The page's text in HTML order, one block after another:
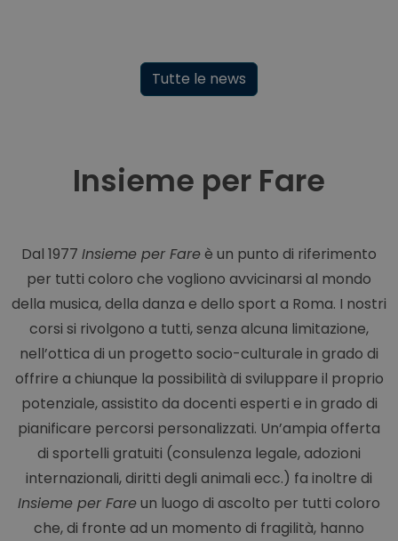
Tutte le news
Insieme per Fare
Dal 1977 Insieme per Fareè un punto di riferimento
per tutti coloro che vogliono avvicinarsi al mondo
della musica, della danza e dello sport a Roma. I nostri
corsi si rivolgono a tutti, senza alcuna limitazione,
nell’ottica di un progetto socio-culturale in grado di
offrire a chiunque la possibilità di sviluppare il proprio
potenziale, assistito da docenti esperti e in grado di
pianificare percorsi personalizzati. Un’ampia offerta
di sportelli gratuiti (consulenza legale, adozioni
internazionali, diritti degli animali ecc.) fa inoltre di
Insieme per Fareun luogo di ascolto per tutti coloro
che, di fronte ad un momento di fragilità, hanno